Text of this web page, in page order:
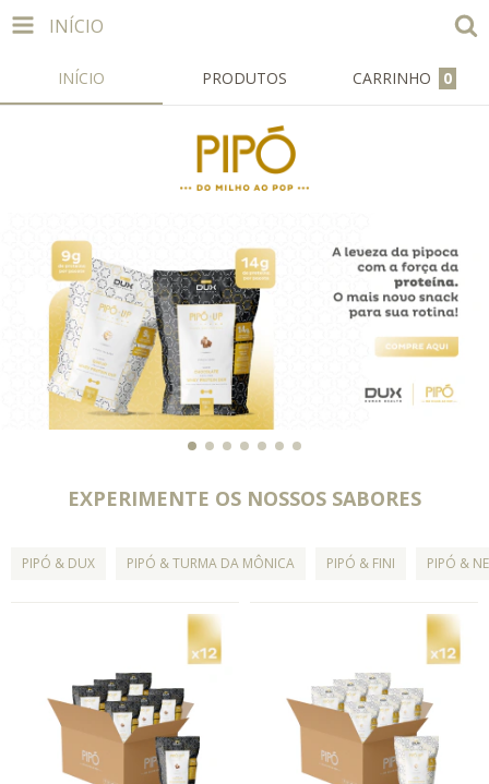
INÍCIO
INÍCIO PRODUTOS CARRINHO 0
EXPERIMENTE OS NOSSOS SABORES
PIPÓ & DUX PIPÓ & TURMA DA MÔNICA PIPÓ & FINI PIPÓ &